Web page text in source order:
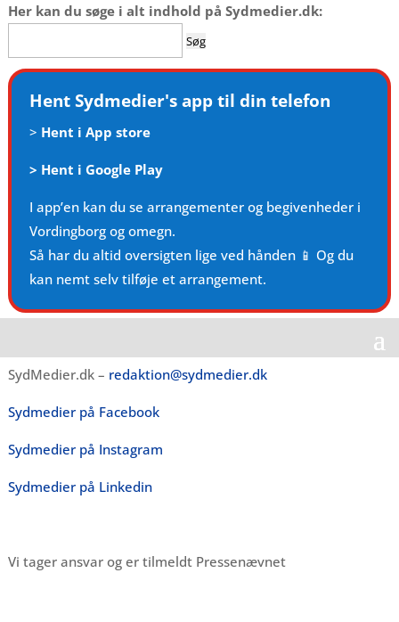
Her kan du søge i alt indhold på Sydmedier.dk:
efter:
Hent Sydmedier's app til din telefon
> Hent i App store
> Hent i Google Play
I app’en kan du se arrangementer og begivenheder i
Vordingborg og omegn.
Så har du altid oversigten lige ved hånden 📱 Og du
kan nemt selv tilføje et arrangement.
SydMedier.dk – redaktion@sydmedier.dk
Sydmedier på Facebook
Sydmedier på Instagram
Sydmedier på Linkedin
Vi tager ansvar og er tilmeldt Pressenævnet